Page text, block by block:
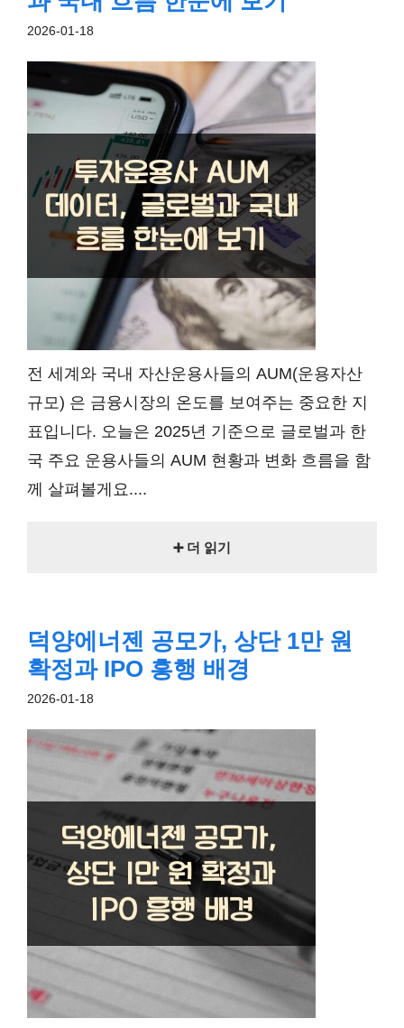
2026-01-18
전 세계와 국내 자산운용사들의 AUM(운용자산
규모) 은 금융시장의 온도를 보여주는 중요한 지
표입니다. 오늘은 2025년 기준으로 글로벌과 한
국 주요 운용사들의 AUM 현황과 변화 흐름을 함
께 살펴볼게요....
➕ 더 읽기
덕양에너젠 공모가, 상단 1만 원
확정과 IPO 흥행 배경
2026-01-18